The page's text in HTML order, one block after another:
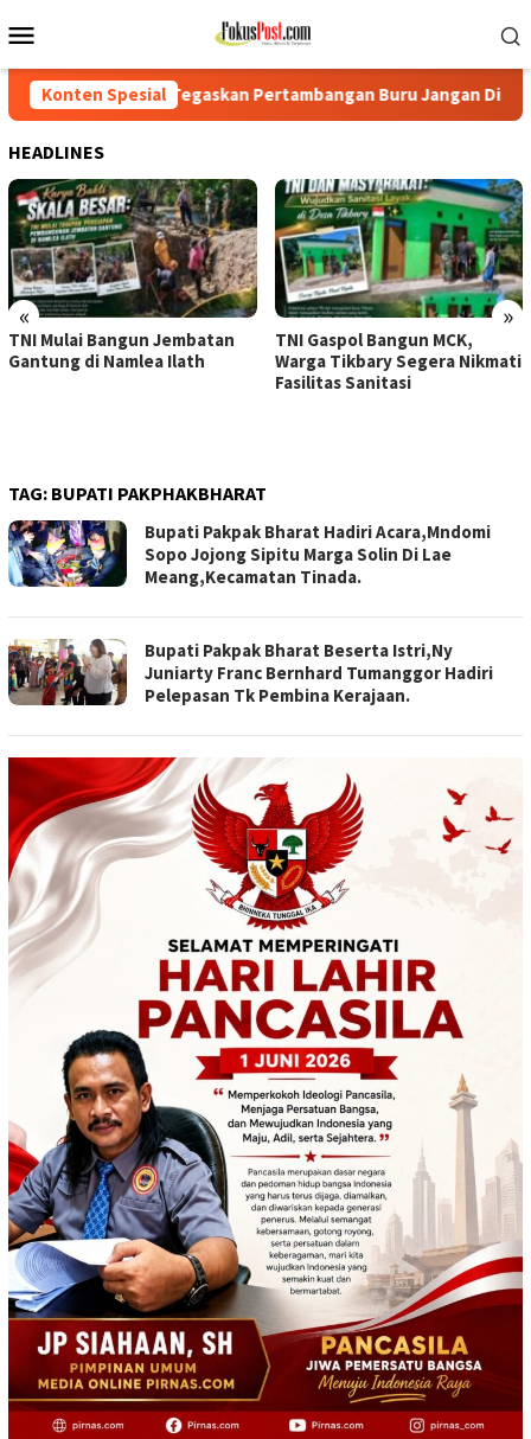
ke
Mobile
Konten Spesial
Pertambangan Buru Jangan Dianaktirikan TNI
HEADLINES
« »
TNI Mulai Bangun Jembatan
Gantung di Namlea Ilath
TNI Gaspol Bangun MCK,
Warga Tikbary Segera Nikmati
Fasilitas Sanitasi
TAG: BUPATI PAKPHAKBHARAT
Bupati Pakpak Bharat Hadiri Acara,Mndomi
Sopo Jojong Sipitu Marga Solin Di Lae
Meang,Kecamatan Tinada.
Bupati Pakpak Bharat Beserta Istri,Ny
Juniarty Franc Bernhard Tumanggor Hadiri
Pelepasan Tk Pembina Kerajaan.